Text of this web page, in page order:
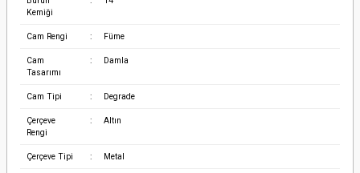
Kemiği
Cam Rengi : Füme
Cam
Tasarımı
: Damla
Cam Tipi : Degrade
Çerçeve
Rengi
: Altın
Çerçeve Tipi : Metal